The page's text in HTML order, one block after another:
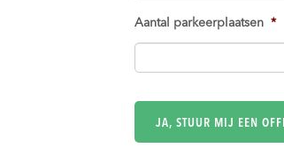
Aantal parkeerplaatsen *